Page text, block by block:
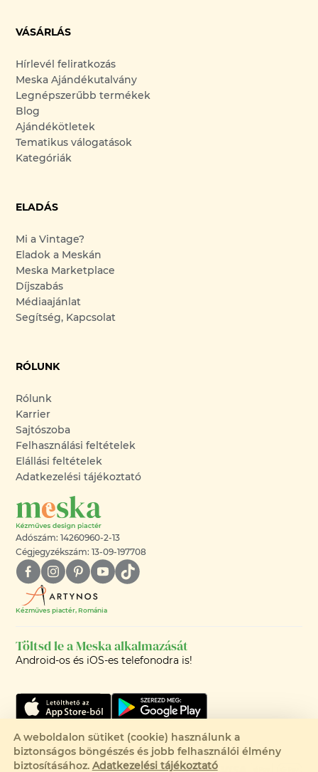
VÁSÁRLÁS
Hírlevél feliratkozás
Meska Ajándékutalvány
Legnépszerűbb termékek
Blog
Ajándékötletek
Tematikus válogatások
Kategóriák
ELADÁS
Mi a Vintage?
Eladok a Meskán
Meska Marketplace
Díjszabás
Médiaajánlat
Segítség, Kapcsolat
RÓLUNK
Rólunk
Karrier
Sajtószoba
Felhasználási feltételek
Elállási feltételek
Adatkezelési tájékoztató
Adószám: 14260960-2-13
Cégjegyzékszám: 13-09-197708
Kézműves piactér, Románia
Töltsd le a Meska alkalmazását
Android-os és iOS-es telefonodra is!
©2008-2026 - MESKA.HU -
A weboldalon sütiket (cookie) használunk a
biztonságos böngészés és jobb felhasználói élmény
biztosításához. Adatkezelési tájékoztató